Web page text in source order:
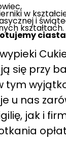
w
i
kształtach.
się przy
tym
u nas
jak i